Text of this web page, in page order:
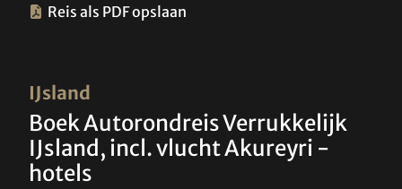
IJsland
Boek Autorondreis Verrukkelijk
IJsland, incl. vlucht Akureyri -
hotels
Reis als PDF opslaan